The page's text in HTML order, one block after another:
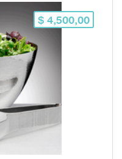
$ 4,500,00